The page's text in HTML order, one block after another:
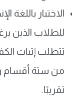
للطلاب الذين
تتطلب إثبات
من ستة أقسام
تقريبًا.